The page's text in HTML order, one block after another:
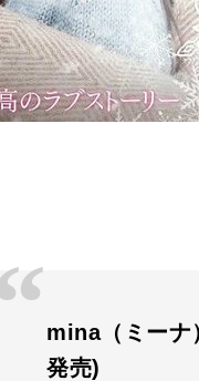
mina（ミーナ
発売)